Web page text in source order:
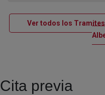
Ver todos los
Cita previa